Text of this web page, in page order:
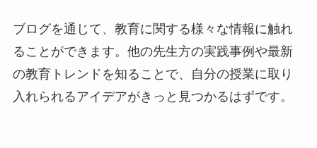
ブログを通じて、教育に関する様々な情報に触れ
ることができます。他の先生方の実践事例や最新
の教育トレンドを知ることで、自分の授業に取り
入れられるアイデアがきっと見つかるはずです。